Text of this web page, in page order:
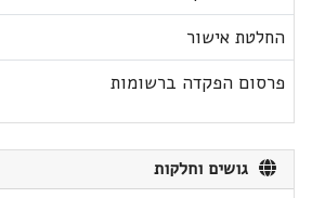
החלטת אישור
פרסום הפקדה ברשומות
גושים וחלקות